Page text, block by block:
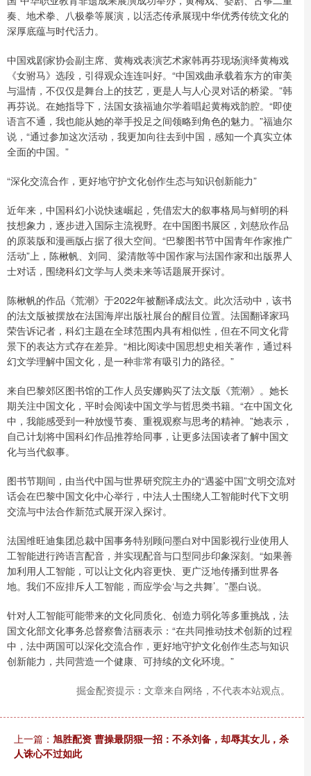
奏、地术拳、八极拳等展演，以活态传承展现中华优秀传统文化的
深厚底蕴与时代活力。
中国戏剧家协会副主席、黄梅戏表演艺术家韩再芬现场演绎黄梅戏
《女驸马》选段，引得观众连连叫好。“中国戏曲承载着东方的审美
与温情，不仅仅是舞台上的技艺，更是人与人心灵对话的桥梁。”韩
再芬说。在她指导下，法国女孩福迪尔学着唱起黄梅戏韵腔。“即使
语言不通，我也能从她的举手投足之间领略到角色的魅力。”福迪尔
说，“通过参加这次活动，我更加向往去到中国，感知一个真实立体
全面的中国。”
“深化交流合作，更好地守护文化创作生态与知识创新能力”
近年来，中国科幻小说快速崛起，凭借宏大的叙事格局与鲜明的科
技想象力，逐步进入国际主流视野。在中国图书展区，刘慈欣作品
的原装版和漫画版占据了很大空间。“巴黎图书节中国青年作家推广
活动”上，陈楸帆、刘同、梁清散等中国作家与法国作家和出版界人
士对话，围绕科幻文学与人类未来等话题展开探讨。
陈楸帆的作品《荒潮》于2022年被翻译成法文。此次活动中，该书
的法文版被摆放在法国海岸出版社展台的醒目位置。法国翻译家玛
荣告诉记者，科幻主题在全球范围内具有相似性，但在不同文化背
景下的表达方式存在差异。“相比阅读中国思想史相关著作，通过科
幻文学理解中国文化，是一种非常有吸引力的路径。”
来自巴黎郊区图书馆的工作人员安娜购买了法文版《荒潮》。她长
期关注中国文化，平时会阅读中国文学与哲思类书籍。“在中国文化
中，我能感受到一种放慢节奏、重视观察与思考的精神。”她表示，
自己计划将中国科幻作品推荐给同事，让更多法国读者了解中国文
化与当代叙事。
图书节期间，由当代中国与世界研究院主办的“遇鉴中国”文明交流对
话会在巴黎中国文化中心举行，中法人士围绕人工智能时代下文明
交流与中法合作新范式展开深入探讨。
法国维旺迪集团总裁中国事务特别顾问墨白对中国影视行业使用人
工智能进行跨语言配音，并实现配音与口型同步印象深刻。“如果善
加利用人工智能，可以让文化内容更快、更广泛地传播到世界各
地。我们不应排斥人工智能，而应学会‘与之共舞’。”墨白说。
针对人工智能可能带来的文化同质化、创造力弱化等多重挑战，法
国文化部文化事务总督察鲁洁丽表示：“在共同推动技术创新的过程
中，法中两国可以深化交流合作，更好地守护文化创作生态与知识
创新能力，共同营造一个健康、可持续的文化环境。”
掘金配资提示：文章来自网络，不代表本站观点。
上一篇： 旭胜配资 曹操最阴狠一招：不杀刘备，却辱其女儿，杀
人诛心不过如此